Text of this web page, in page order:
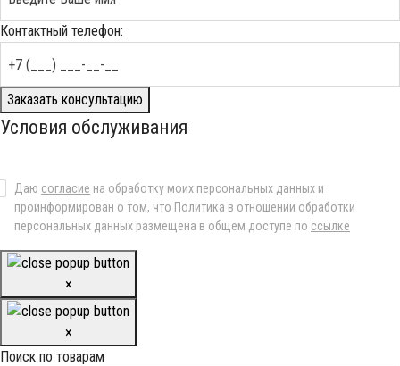
Контактный телефон:
Заказать консультацию
Условия обслуживания
Даю согласие на обработку моих персональных данных и
проинформирован о том, что Политика в отношении обработки
персональных данных размещена в общем доступе по ссылке
×
×
Поиск по товарам